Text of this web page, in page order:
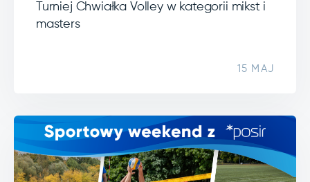
Turniej Chwiałka Volley w kategorii mikst i
masters
15 MAJ